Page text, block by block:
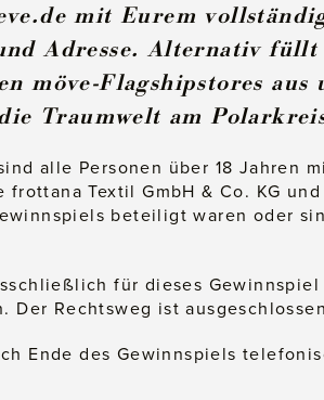
mit Eurem
Adresse. Alternativ
möve-Flagshipstores aus
Traumwelt am
alle Personen über 18 Jahren
Textil GmbH & Co. KG
beteiligt waren oder
für dieses
Der Rechtsweg ist
Ende des Gewinnspiels